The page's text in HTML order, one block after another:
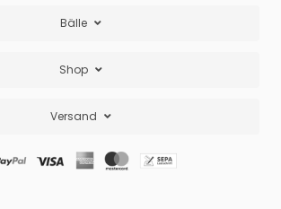
Bälle
Shop
Versand